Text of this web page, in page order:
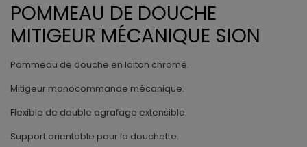
POMMEAU DE DOUCHE
MITIGEUR MÉCANIQUE SION
Pommeau de douche en laiton chromé.
Mitigeur monocommande mécanique.
Flexible de double agrafage extensible.
Support orientable pour la douchette.